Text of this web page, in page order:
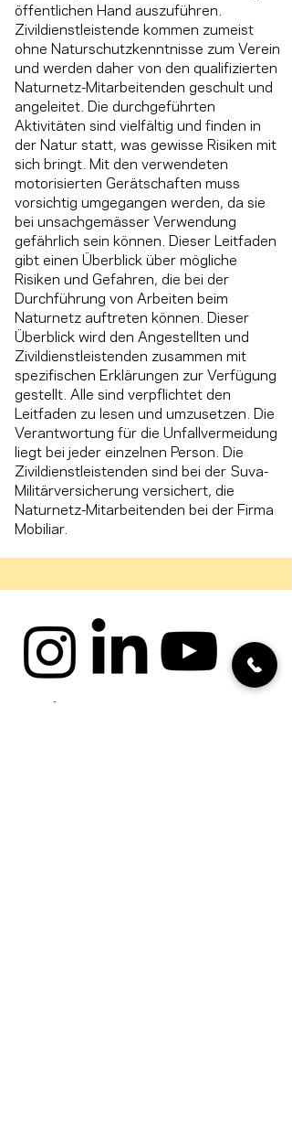
öffentlichen Hand auszuführen.
Zivildienstleistende kommen zumeist
ohne Naturschutzkenntnisse zum Verein
und werden daher von den qualifizierten
Naturnetz-Mitarbeitenden geschult und
angeleitet. Die durchgeführten
Aktivitäten sind vielfältig und finden in
der Natur statt, was gewisse Risiken mit
sich bringt. Mit den verwendeten
motorisierten Gerätschaften muss
vorsichtig umgegangen werden, da sie
bei unsachgemässer Verwendung
gefährlich sein können. Dieser Leitfaden
gibt einen Überblick über mögliche
Risiken und Gefahren, die bei der
Durchführung von Arbeiten beim
Naturnetz auftreten können. Dieser
Überblick wird den Angestellten und
Zivildienstleistenden zusammen mit
spezifischen Erklärungen zur Verfügung
gestellt. Alle sind verpflichtet den
Leitfaden zu lesen und umzusetzen. Die
Verantwortung für die Unfallvermeidung
liegt bei jeder einzelnen Person. Die
Zivildienstleistenden sind bei der Suva-
Militärversicherung versichert, die
Naturnetz-Mitarbeitenden bei der Firma
Mobiliar.